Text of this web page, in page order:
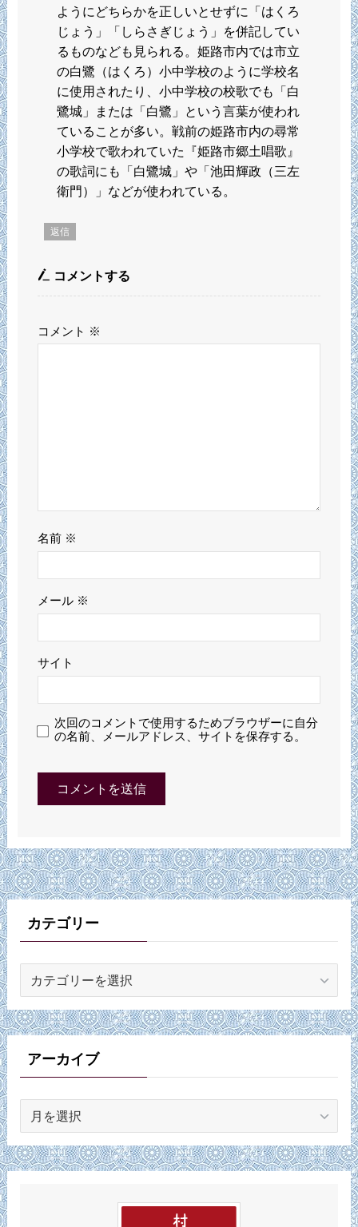
ようにどちらかを正しいとせずに「はくろ
じょう」「しらさぎじょう」を併記してい
るものなども見られる。姫路市内では市立
の白鷺（はくろ）小中学校のように学校名
に使用されたり、小中学校の校歌でも「白
鷺城」または「白鷺」という言葉が使われ
ていることが多い。戦前の姫路市内の尋常
小学校で歌われていた『姫路市郷土唱歌』
の歌詞にも「白鷺城」や「池田輝政（三左
衛門）」などが使われている。
返信
コメントする
コメント ※
名前 ※
メール ※
サイト
次回のコメントで使用するためブラウザーに自分
の名前、メールアドレス、サイトを保存する。
カテゴリー
ゴ
リ
ーアーカイブ
カ
イ